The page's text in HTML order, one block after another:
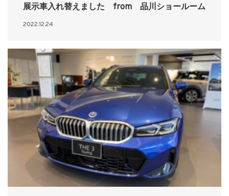
展示車入れ替えました from 品川ショールーム
2022.12.24